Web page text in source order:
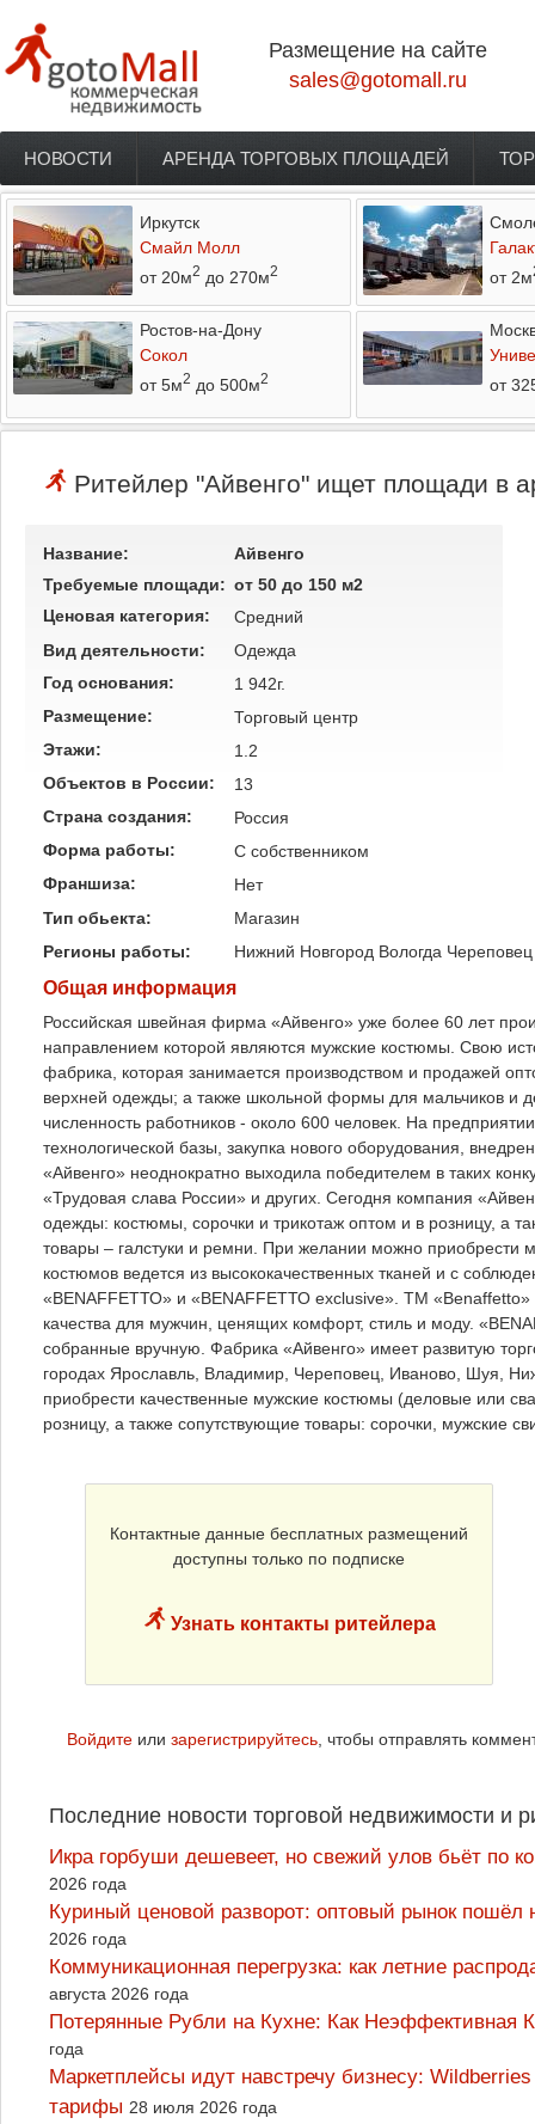
Размещение на сайте
sales@gotomall.ru
Главное меню
НОВОСТИ АРЕНДА ТОРГОВЫХ ПЛОЩАДЕЙ
Иркутск
Смайл Молл
от 20м2 до 270м2
от 2м
Ростов-на-Дону
Сокол
от 5м2 до 500м2
от
Ритейлер "Айвенго" ищет площади в
Название:
Айвенго
Требуемые площади: от 50 до 150 м2
Ценовая категория:
Средний
Вид деятельности:
Одежда
Год основания:
1 942г.
Размещение:
Торговый центр
Этажи:
1.2
Объектов в России:
13
Страна создания:
Россия
Форма работы:
C собственником
Франшиза:
Нет
Тип обьекта:
Магазин
Регионы работы:
Нижний Новгород Вологда Череповец
Общая информация
Российская швейная фирма «Айвенго» уже более 60 лет
направлением которой являются мужские костюмы. Свою
фабрика, которая занимается производством и продажей
верхней одежды; а также школьной формы для мальчиков и
численность работников - около 600 человек. На
технологической базы, закупка нового оборудования,
«Айвенго» неоднократно выходила победителем в таких
«Трудовая слава России» и других. Сегодня компания
одежды: костюмы, сорочки и трикотаж оптом и в розницу, а
товары – галстуки и ремни. При желании можно приобрести
костюмов ведется из высококачественных тканей и с
«ВЕNАFFЕТТО» и «ВЕNАFFЕТТО ехсlusive». ТМ «Benaffetto»
качества для мужчин, ценящих комфорт, стиль и моду.
собранные вручную. Фабрика «Айвенго» имеет развитую
городах Ярославль, Владимир, Череповец, Иваново, Шуя,
приобрести качественные мужские костюмы (деловые или
розницу, а также сопутствующие товары: сорочки, мужские
Контактные данные бесплатных размещений
доступны только по подписке
Узнать контакты ритейлера
Войдите или зарегистрируйтесь, чтобы отправлять
Последние новости торговой недвижимости и
Икра горбуши дешевеет, но свежий улов бьёт по
2026 года
Куриный ценовой разворот: оптовый рынок
2026 года
Коммуникационная перегрузка: как летние
августа 2026 года
Потерянные Рубли на Кухне: Как
года
Маркетплейсы идут навстречу бизнесу:
тарифы 28 июля 2026 года